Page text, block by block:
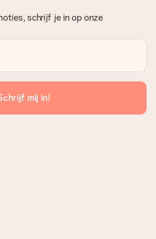
schrijf je in op onze
mij in!